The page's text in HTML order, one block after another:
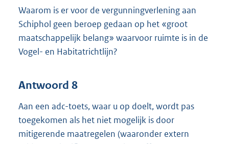
Waarom is er voor de vergunningverlening aan
Schiphol geen beroep gedaan op het «groot
maatschappelijk belang» waarvoor ruimte is in de
Vogel- en Habitatrichtlijn?
Antwoord 8
Aan een adc-toets, waar u op doelt, wordt pas
toegekomen als het niet mogelijk is door
mitigerende maatregelen (waaronder extern